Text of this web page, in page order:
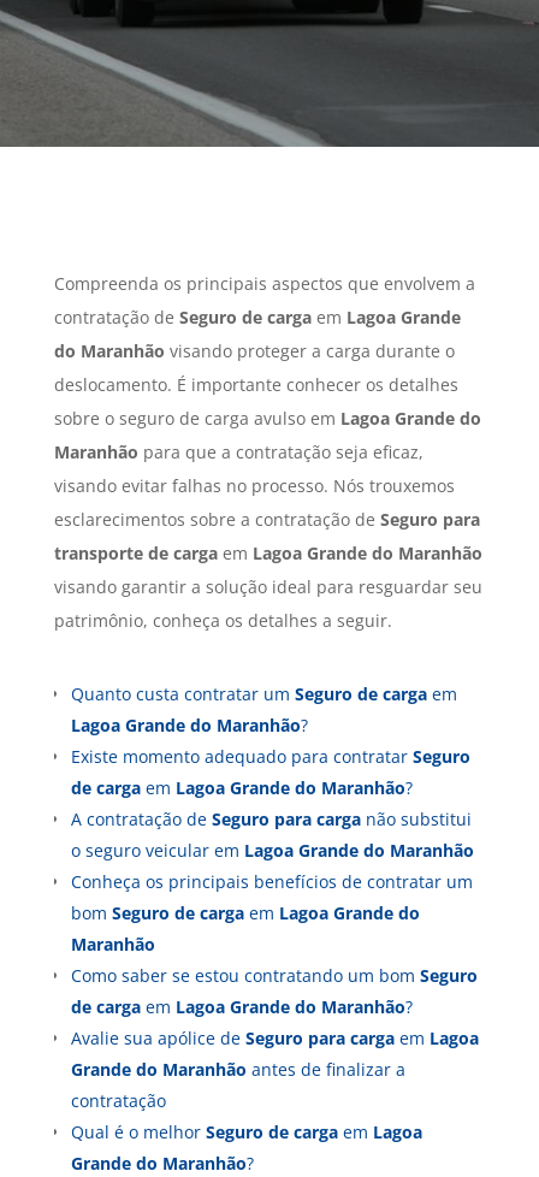
Compreenda os principais aspectos que envolvem a
contratação de Seguro de cargaem Lagoa Grande
do Maranhão visando proteger a carga durante o
deslocamento. É importante conhecer os detalhes
sobre o seguro de carga avulso em Lagoa Grande do
Maranhão para que a contratação seja eficaz,
visando evitar falhas no processo. Nós trouxemos
esclarecimentos sobre a contratação de Seguro para
transporte de cargaem Lagoa Grande do Maranhão
visando garantir a solução ideal para resguardar seu
patrimônio, conheça os detalhes a seguir.
Quanto custa contratar um Seguro de cargaem
Lagoa Grande do Maranhão?
Existe momento adequado para contratar Seguro
de cargaem Lagoa Grande do Maranhão?
A contratação de Seguro para carganão substitui
o seguro veicular em Lagoa Grande do Maranhão
Conheça os principais benefícios de contratar um
bom Seguro de cargaem Lagoa Grande do
Maranhão
Como saber se estou contratando um bom Seguro
de cargaem Lagoa Grande do Maranhão?
Avalie sua apólice de Seguro para cargaem Lagoa
Grande do Maranhão antes de finalizar a
contratação
Qual é o melhor Seguro de cargaem Lagoa
Grande do Maranhão?